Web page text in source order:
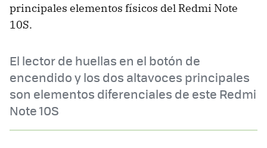
principales elementos físicos del Redmi Note
10S.
El lector de huellas en el botón de
encendido y los dos altavoces principales
son elementos diferenciales de este Redmi
Note 10S